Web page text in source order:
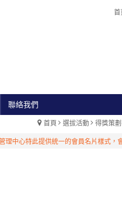
首
聯絡我們
首頁 選拔活動 得獎策
中心特此提供統一的會員名片樣式，會